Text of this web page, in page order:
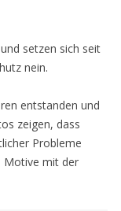
setzen sich seit
nein.
entstanden und
zeigen, dass
Probleme
Motive mit der